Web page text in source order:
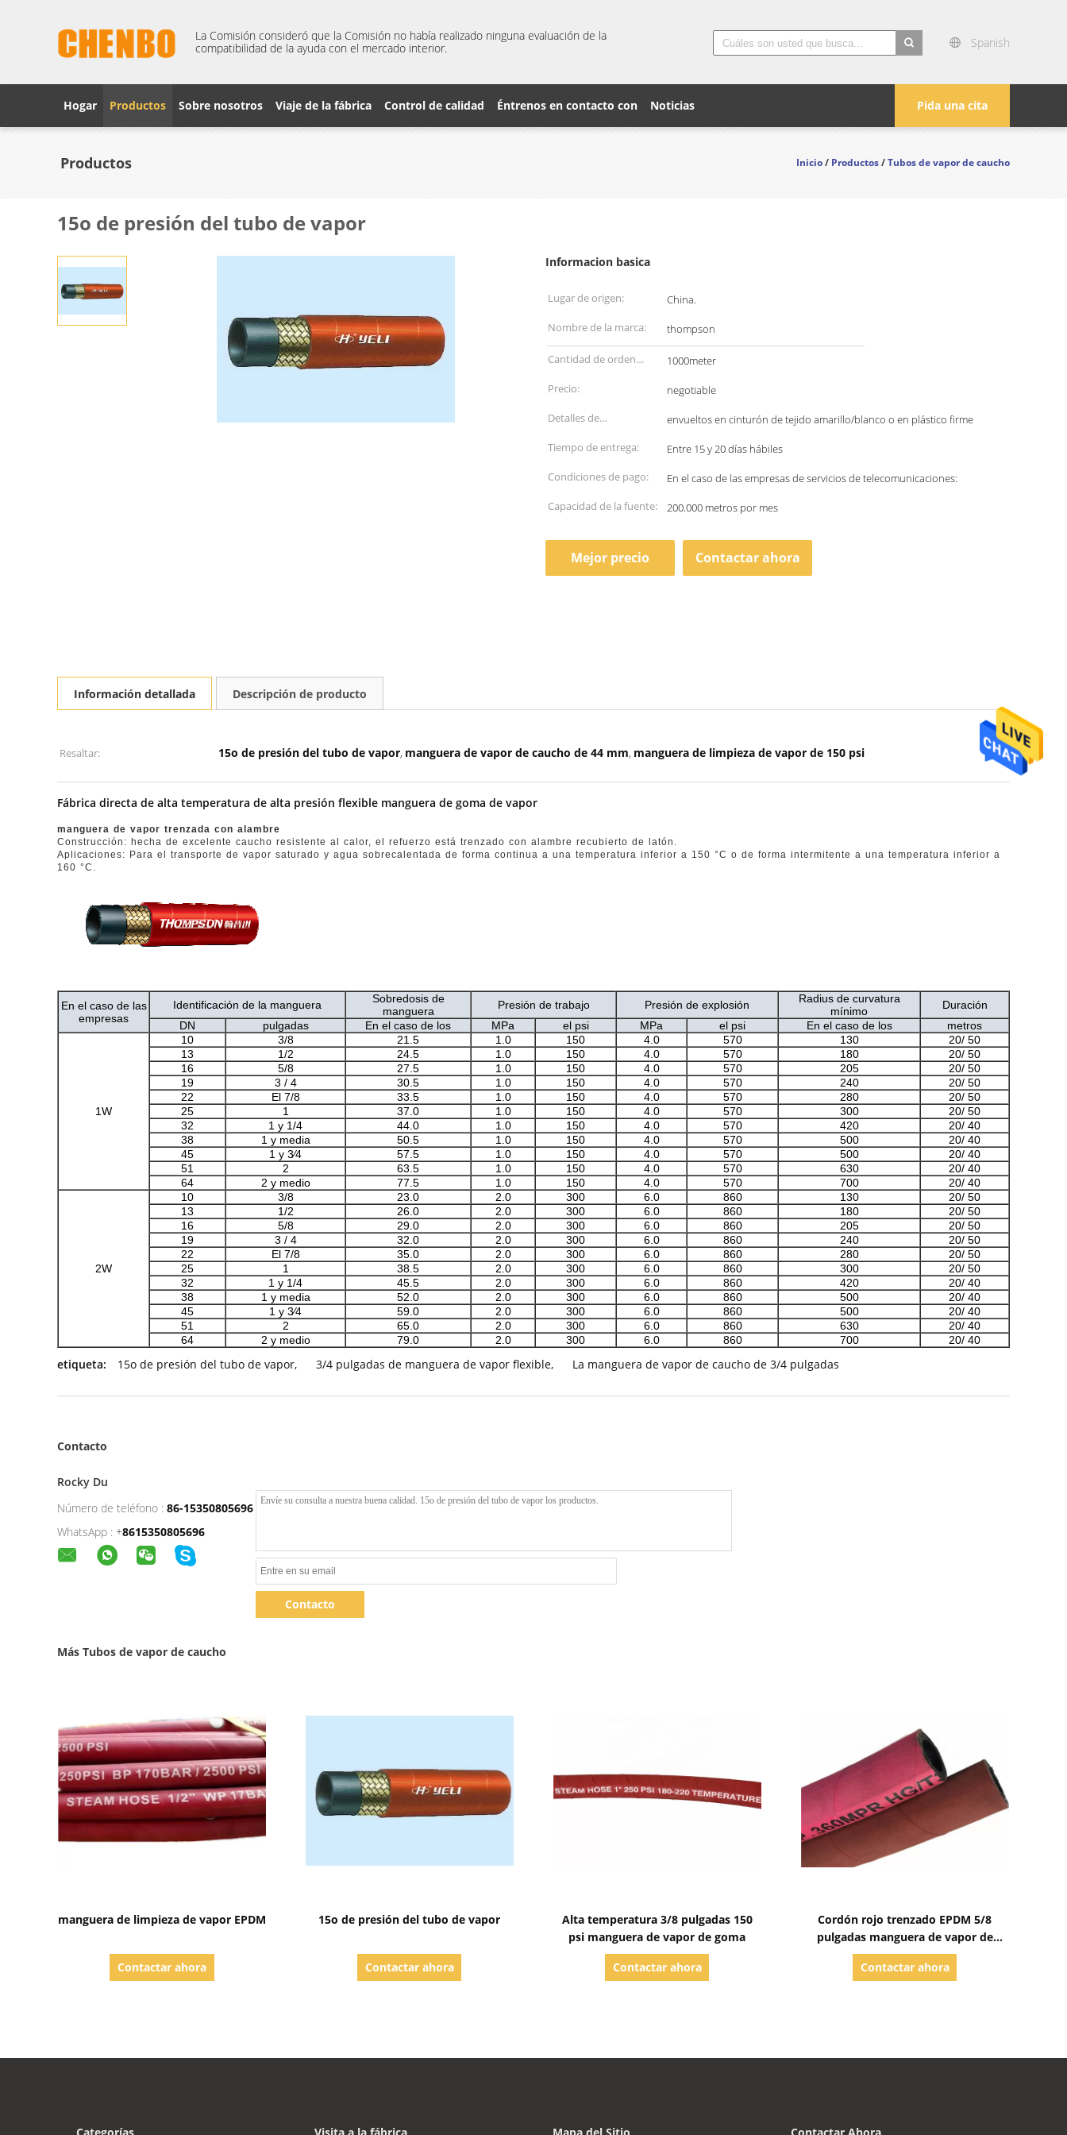
La Comisión consideró que la Comisión no había realizado ninguna evaluación de la
compatibilidad de la ayuda con el mercado interior.
Spanish
Pida una cita
Hogar Productos Sobre nosotros Viaje de la fábrica Control de calidad Éntrenos en contacto con Noticias
Productos Inicio/Productos/Tubos de vapor de caucho
15o de presión del tubo de vapor
Informacion basica
Lugar de origen:
China.
Nombre de la marca:
thompson
Cantidad de orden
mínima:
1000meter
Precio:
negotiable
Detalles de
empaquetado:
envueltos en cinturón de tejido amarillo/blanco o en plástico firme
Tiempo de entrega:
Entre 15 y 20 días hábiles
Condiciones de pago:
En el caso de las empresas de servicios de telecomunicaciones:
Capacidad de la fuente:
200.000 metros por mes
Mejor precio Contactar ahora
Información detallada Descripción de producto
Resaltar: 15o de presión del tubo de vapor, manguera de vapor de caucho de 44 mm, manguera de limpieza de vapor de 150 psi
Fábrica directa de alta temperatura de alta presión flexible manguera de goma de vapor
manguera de vapor trenzada con alambre
Construcción: hecha de excelente caucho resistente al calor, el refuerzo está trenzado con alambre recubierto de latón.
Aplicaciones: Para el transporte de vapor saturado y agua sobrecalentada de forma continua a una temperatura inferior a 150 °C o de forma intermitente a una temperatura inferior a
160 °C.
En el caso de las
empresas
Identificación de la manguera
Sobredosis de
manguera
Presión de trabajo Presión de explosión
Radius de curvatura
mínimo
Duración
DN
pulgadas En el caso de los MPa el psi MPa el psi En el caso de los metros
1W
10 3/8 21.5 1.0 150 4.0 570 130
20/ 50
13
1/2 24.5 1.0 150 4.0 570 180
20/ 50
16
5/8 27.5 1.0 150 4.0 570 205
20/ 50
19
3 / 4 30.5 1.0 150 4.0 570 240
20/ 50
22
El 7/8 33.5 1.0 150 4.0 570 280
20/ 50
25
1 37.0 1.0 150 4.0 570 300
20/ 50
32
1 y 1/4 44.0 1.0 150 4.0 570 420
20/ 40
38
1 y media 50.5 1.0 150 4.0 570 500
20/ 40
45
1 y 3⁄4 57.5 1.0 150 4.0 570 500
20/ 40
51
2 63.5 1.0 150 4.0 570 630
20/ 40
64
2 y medio 77.5 1.0 150 4.0 570 700 20/ 40
2W
10 3/8 23.0 2.0 300 6.0 860 130
20/ 50
13
1/2 26.0 2.0 300 6.0 860 180
20/ 50
16
5/8 29.0 2.0 300 6.0 860 205
20/ 50
19
3 / 4 32.0 2.0 300 6.0 860 240
20/ 50
22
El 7/8 35.0 2.0 300 6.0 860 280
20/ 50
25
1 38.5 2.0 300 6.0 860 300
20/ 50
32
1 y 1/4 45.5 2.0 300 6.0 860 420
20/ 40
38
1 y media 52.0 2.0 300 6.0 860 500
20/ 40
45
1 y 3⁄4 59.0 2.0 300 6.0 860 500
20/ 40
51
2 65.0 2.0 300 6.0 860 630
20/ 40
64
2 y medio 79.0 2.0 300 6.0 860 700 20/ 40
etiqueta: 15o de presión del tubo de vapor, 3/4 pulgadas de manguera de vapor flexible, La manguera de vapor de caucho de 3/4 pulgadas
Contacto
Rocky Du
Número de teléfono : 86-15350805696
WhatsApp : +8615350805696
Contacto
Más Tubos de vapor de caucho
manguera de limpieza de vapor EPDM
Contactar ahora
15o de presión del tubo de vapor
Contactar ahora
Alta temperatura 3/8 pulgadas 150
psi manguera de vapor de goma
Contactar ahora
Cordón rojo trenzado EPDM 5/8
pulgadas manguera de vapor de
goma
Contactar ahora